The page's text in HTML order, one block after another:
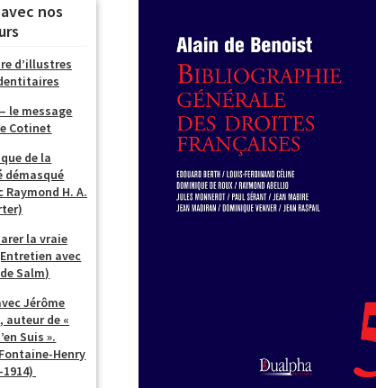
nos
d’illustres
le message
Cotinet
de la
H. A.
la vraie
avec
Salm)
Jérôme
auteur de «
Suis ».
Henry
1914)